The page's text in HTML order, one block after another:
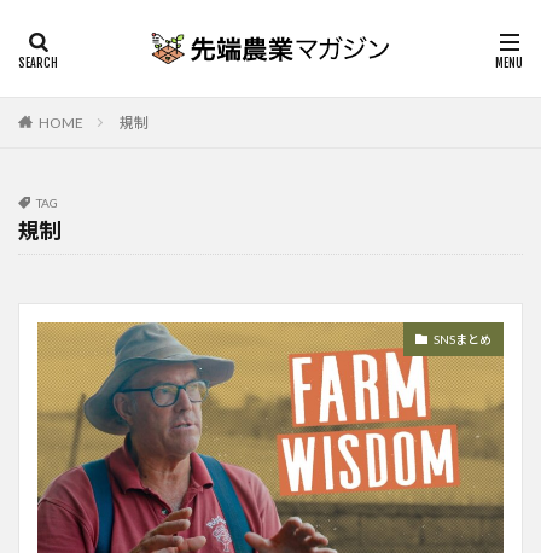
HOME 規制
TAG
規制
SNSまとめ